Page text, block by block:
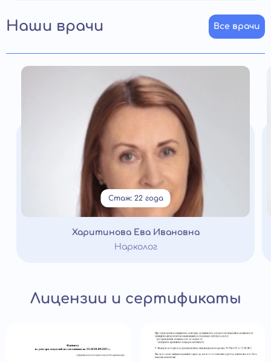
Наши врачи Все врачи
Стаж: 22 года
Харитинова Ева Ивановна
Нарколог
Лицензии и сертификаты